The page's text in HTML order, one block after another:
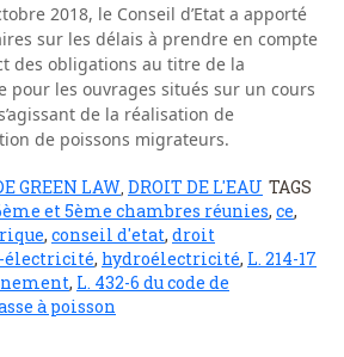
2018, le Conseil d’Etat a apporté
sur les délais à prendre en compte
des obligations au titre de la
pour les ouvrages situés sur un cours
de la réalisation de
de poissons migrateurs.
GREEN LAW DROIT DE L'EAU TAGS
et 5ème chambres réunies, ce,
, conseil d'etat, droit
électricité, hydroélectricité, L. 214-17
, L. 432-6 du code de
à poisson